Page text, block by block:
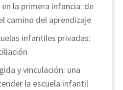
la primera infancia: de
camino del aprendizaje
infantiles privadas:
y vinculación: una
la escuela infantil